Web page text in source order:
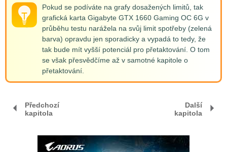
Pokud se podíváte na grafy dosažených limitů, tak
grafická karta Gigabyte GTX 1660 Gaming OC 6G v
průběhu testu narážela na svůj limit spotřeby (zelená
barva) opravdu jen sporadicky a vypadá to tedy, že
tak bude mít vyšší potenciál pro přetaktování. O tom
se však přesvědčíme až v samotné kapitole o
přetaktování.
Předchozí
kapitola
Další
kapitola